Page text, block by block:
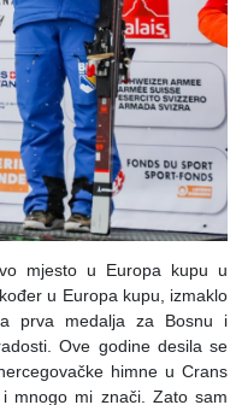
mjesto u Europa kupu u
u Europa kupu, izmaklo
prva medalja za Bosnu i
Ove godine desila se
himne u Crans
mnogo mi znači. Zato sam